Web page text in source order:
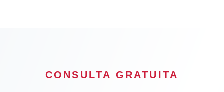
CONSULTA GRATUITA